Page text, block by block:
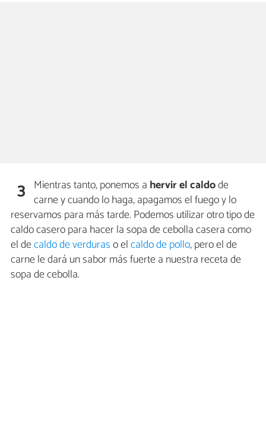
3 Mientras tanto, ponemos a hervir el caldode
carne y cuando lo haga, apagamos el fuego y lo
reservamos para más tarde. Podemos utilizar otro tipo de
caldo casero para hacer la sopa de cebolla casera como
el decaldo de verduraso elcaldo de pollo, pero el de
carne le dará un sabor más fuerte a nuestra receta de
sopa de cebolla.